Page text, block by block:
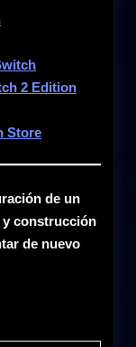
2 Edition
Store
de un
y construcción
de nuevo